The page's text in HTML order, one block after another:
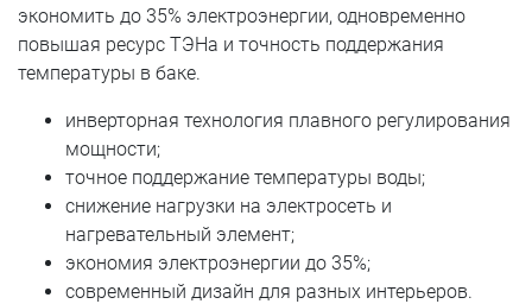
экономить до 35% электроэнергии, одновременно
повышая ресурс ТЭНа и точность поддержания
температуры в баке.
инверторная технология плавного регулирования
мощности;
точное поддержание температуры воды;
снижение нагрузки на электросеть и
нагревательный элемент;
экономия электроэнергии до 35%;
современный дизайн для разных интерьеров.